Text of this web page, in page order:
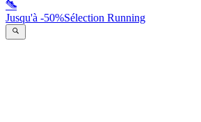
Jusqu'à -50%Sélection Running